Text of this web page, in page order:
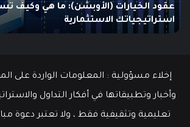
يونيو 10, 2025
ما هو الـ Swing Trading؟ دليلك الشامل للمبتدئين
إخلاء مسؤولية : المعلومات الواردة على
وأخبار وتطبيقاتها في أفكار التداول
تعليمية وتثقيفية فقط ، ولا تعتبر دعوة